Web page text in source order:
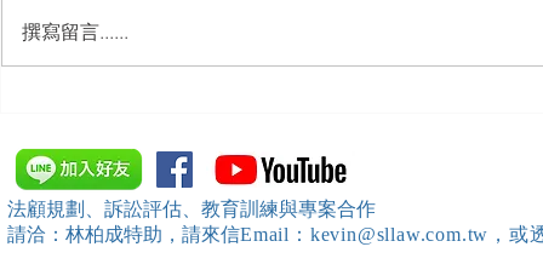
中、南等地辦理（職場霸凌防
治教育訓練）課程 邀請本所律
師團隊擔任講師，課程圓滿完
成~*
撰寫留言......
法顧規劃、訴訟評估、教育訓練與專案合作
請洽：林柏成特助 ，請來信Email：kevin@sllaw.com.tw，